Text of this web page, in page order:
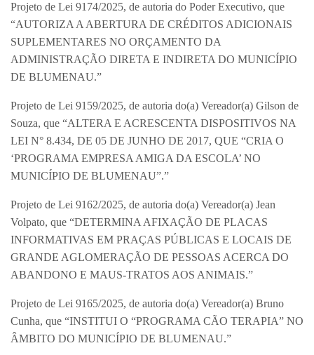
Projeto de Lei 9174/2025, de autoria do Poder Executivo, que
“AUTORIZA A ABERTURA DE CRÉDITOS ADICIONAIS
SUPLEMENTARES NO ORÇAMENTO DA
ADMINISTRAÇÃO DIRETA E INDIRETA DO MUNICÍPIO
DE BLUMENAU.”
Projeto de Lei 9159/2025, de autoria do(a) Vereador(a) Gilson de
Souza, que “ALTERA E ACRESCENTA DISPOSITIVOS NA
LEI N° 8.434, DE 05 DE JUNHO DE 2017, QUE “CRIA O
‘PROGRAMA EMPRESA AMIGA DA ESCOLA’ NO
MUNICÍPIO DE BLUMENAU”.”
Projeto de Lei 9162/2025, de autoria do(a) Vereador(a) Jean
Volpato, que “DETERMINA AFIXAÇÃO DE PLACAS
INFORMATIVAS EM PRAÇAS PÚBLICAS E LOCAIS DE
GRANDE AGLOMERAÇÃO DE PESSOAS ACERCA DO
ABANDONO E MAUS-TRATOS AOS ANIMAIS.”
Projeto de Lei 9165/2025, de autoria do(a) Vereador(a) Bruno
Cunha, que “INSTITUI O “PROGRAMA CÃO TERAPIA” NO
ÂMBITO DO MUNICÍPIO DE BLUMENAU.”